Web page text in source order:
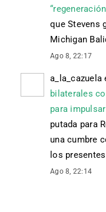
que Stevens
Michigan
Ago 8, 22:17
a_la_cazuela
bilaterales
para
putada para
una cumbre
los
Ago 8, 22:14